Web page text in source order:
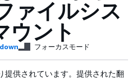
ァイルシス
ウント
フォーカスモード
提供されています。提供された翻